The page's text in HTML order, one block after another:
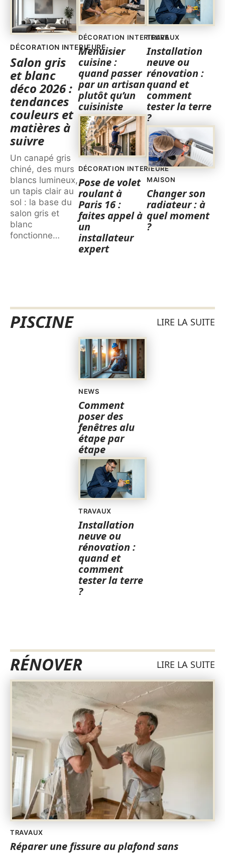
DÉCORATION INTERIEURE
Salon gris
et blanc
déco 2026 :
tendances
couleurs et
matières à
suivre
Un canapé gris
chiné, des murs
blancs lumineux,
un tapis clair au
sol : la base du
salon gris et
blanc
fonctionne…
DÉCORATION INTERIEURE
Menuisier
cuisine :
quand passer
par un artisan
plutôt qu’un
cuisiniste
DÉCORATION INTERIEURE
Pose de volet
roulant à
Paris 16 :
faites appel à
un
installateur
expert
TRAVAUX
Installation
neuve ou
rénovation :
quand et
comment
tester la terre
?
MAISON
Changer son
radiateur : à
quel moment
?
PISCINE LIRE LA SUITE
NEWS
Comment
poser des
fenêtres alu
étape par
étape
TRAVAUX
Installation
neuve ou
rénovation :
quand et
comment
tester la terre
?
RÉNOVER LIRE LA SUITE
TRAVAUX
Réparer une fissure au plafond sans